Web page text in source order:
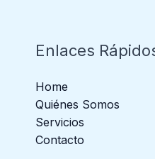
Enlaces
Home
Quiénes Somos
Servicios
Contacto